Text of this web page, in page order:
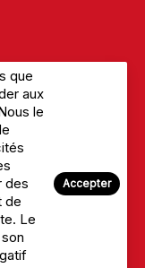
que
aux
le
des
de
Le
Accepter